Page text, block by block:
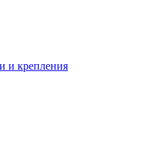
и крепления